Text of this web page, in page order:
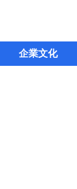
企業文化